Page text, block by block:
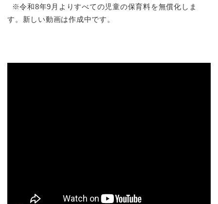
※令和8年9月よりすべての児童の保育料を無償化しま
す。新しい動画は作成中です。